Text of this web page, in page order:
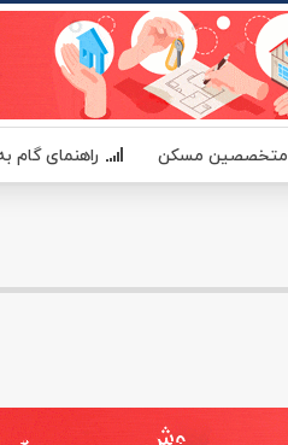
متخصصین مسکن راهنمای گام